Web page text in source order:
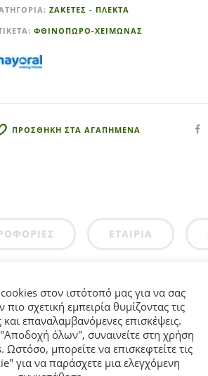
ΖΑΚΕΤΕΣ - ΠΛΕΚΤΑ
ΦΘΙΝΟΠΩΡΟ-ΧΕΙΜΩΝΑΣ
ΠΡΟΣΘΗΚΗ ΣΤΑ ΑΓΑΠΗΜΕΝΑ
ΕΤΑΙΡΊΑ
σε καφέ με σκούρο μπλε χρώμα.
στον ιστότοπό μας για να σας
σχετική εμπειρία θυμίζοντας τις
και επαναλαμβανόμενες επισκέψεις.
όλων", συναινείτε στη χρήση
μπορείτε να επισκεφτείτε τις
για να παράσχετε μια ελεγχόμενη